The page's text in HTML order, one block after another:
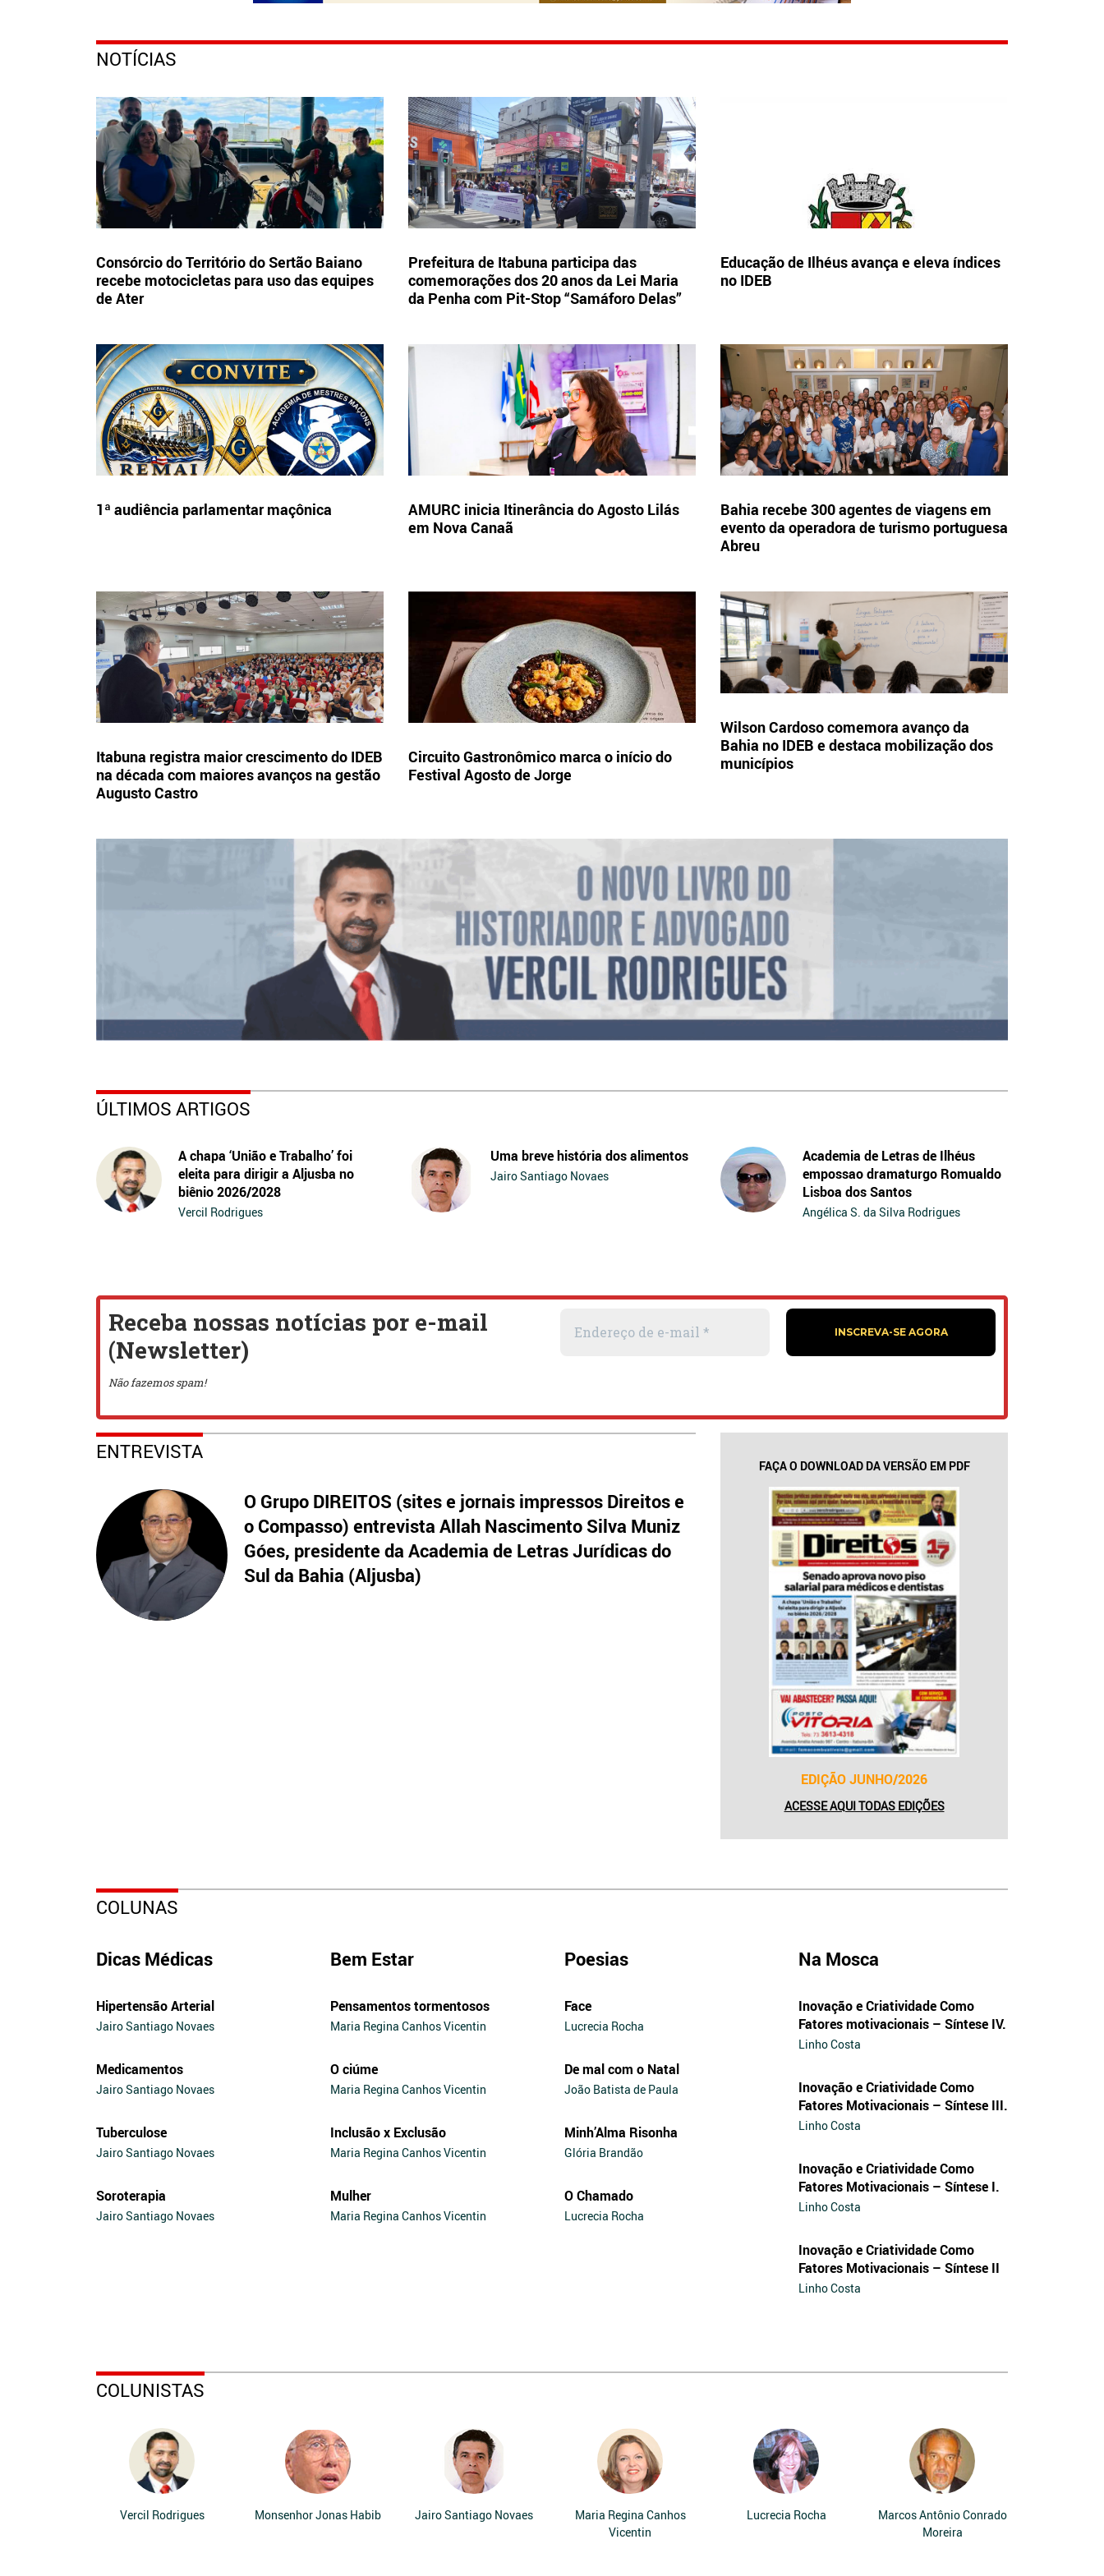
NOTÍCIAS
Consórcio do Território do Sertão Baiano
recebe motocicletas para uso das equipes
de Ater
Prefeitura de Itabuna participa das
comemorações dos 20 anos da Lei Maria
da Penha com Pit-Stop “Samáforo Delas”
Educação de Ilhéus avança e eleva índices
no IDEB
1ª audiência parlamentar maçônica
AMURC inicia Itinerância do Agosto Lilás
em Nova Canaã
Bahia recebe 300 agentes de viagens em
evento da operadora de turismo portuguesa
Abreu
Itabuna registra maior crescimento do IDEB
na década com maiores avanços na gestão
Augusto Castro
Circuito Gastronômico marca o início do
Festival Agosto de Jorge
Wilson Cardoso comemora avanço da
Bahia no IDEB e destaca mobilização dos
municípios
ÚLTIMOS ARTIGOS
A chapa ‘União e Trabalho’ foi
eleita para dirigir a Aljusba no
biênio 2026/2028
Vercil Rodrigues
Uma breve história dos alimentos
Jairo Santiago Novaes
Academia de Letras de Ilhéus
empossao dramaturgo Romualdo
Lisboa dos Santos
Angélica S. da Silva Rodrigues
ENTREVISTA
O Grupo DIREITOS (sites e jornais impressos Direitos e
o Compasso) entrevista Allah Nascimento Silva Muniz
Góes, presidente da Academia de Letras Jurídicas do
Sul da Bahia (Aljusba)
FAÇA O DOWNLOAD DA VERSÃO EM PDF
EDIÇÃO JUNHO/2026
ACESSE AQUI TODAS EDIÇÕES
COLUNAS
Dicas Médicas
Hipertensão Arterial
Jairo Santiago Novaes
Medicamentos
Jairo Santiago Novaes
Tuberculose
Jairo Santiago Novaes
Soroterapia
Jairo Santiago Novaes
Bem Estar
Pensamentos tormentosos
Maria Regina Canhos Vicentin
O ciúme
Maria Regina Canhos Vicentin
Inclusão x Exclusão
Maria Regina Canhos Vicentin
Mulher
Maria Regina Canhos Vicentin
Poesias
Face
Lucrecia Rocha
De mal com o Natal
João Batista de Paula
Minh’Alma Risonha
Glória Brandão
O Chamado
Lucrecia Rocha
Na Mosca
Inovação e Criatividade Como
Fatores motivacionais – Síntese IV.
Linho Costa
Inovação e Criatividade Como
Fatores Motivacionais – Síntese III.
Linho Costa
Inovação e Criatividade Como
Fatores Motivacionais – Síntese I.
Linho Costa
Inovação e Criatividade Como
Fatores Motivacionais – Síntese II
Linho Costa
COLUNISTAS
Vercil Rodrigues Monsenhor Jonas Habib Jairo Santiago Novaes
Maria Regina Canhos
Vicentin
Lucrecia Rocha
Marcos Antônio Conrado
Moreira